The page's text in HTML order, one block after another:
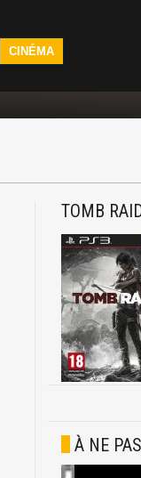
CINÉMA
TOMB
À NE